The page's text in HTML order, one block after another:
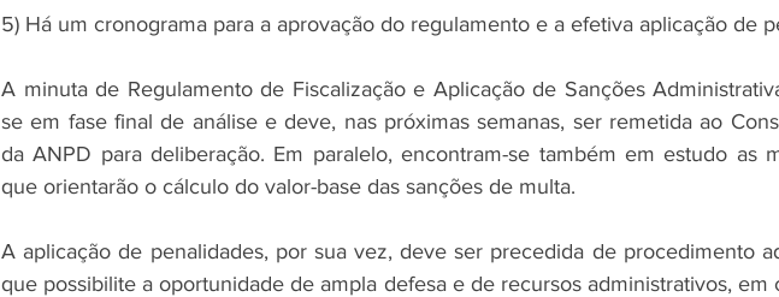
5) Há um cronograma para a aprovação do regulamento e a efetiva aplicação de
A minuta de Regulamento de Fiscalização e Aplicação de Sanções
se em fase final de análise e deve, nas próximas semanas, ser remetida ao
da ANPD para deliberação. Em paralelo, encontram-se também em estudo as
que orientarão o cálculo do valor-base das sanções de multa.
A aplicação de penalidades, por sua vez, deve ser precedida de procedimento
que possibilite a oportunidade de ampla defesa e de recursos administrativos, em